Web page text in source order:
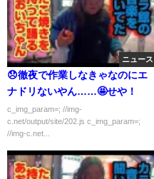
ニュース
😞徹夜で作業しなきゃなのにエ
ナドリないやん……🤩せや！
c_img_param=; //img-
c.net/output/site/202.js c_img_param=;
//img-c.net...